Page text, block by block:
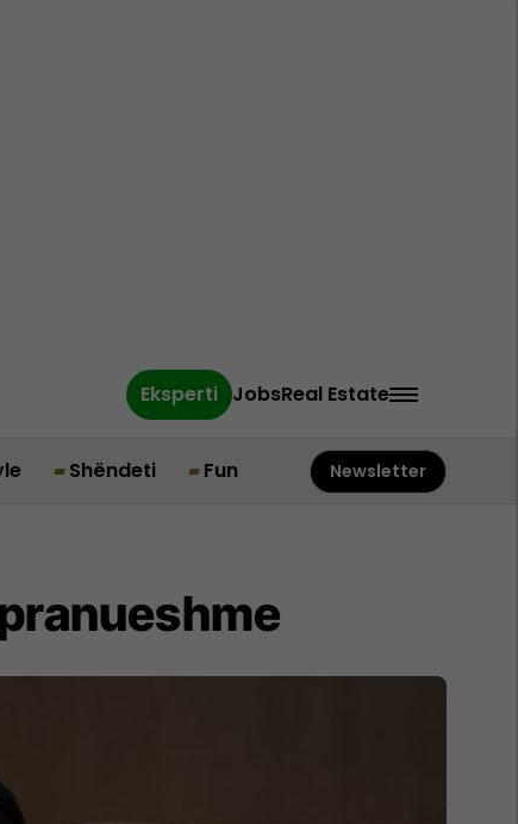
Eksperti JobsReal Estate
Shëndeti Fun Newsletter